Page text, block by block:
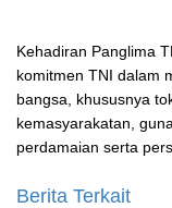
Kehadiran Panglima
komitmen TNI dalam
bangsa, khususnya
kemasyarakatan,
perdamaian serta
Berita Terkait